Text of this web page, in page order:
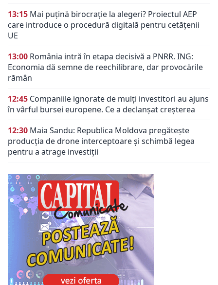
13:15 Mai puțină birocrație la alegeri? Proiectul AEP
care introduce o procedură digitală pentru cetățenii
UE
13:00 România intră în etapa decisivă a PNRR. ING:
Economia dă semne de reechilibrare, dar provocările
rămân
12:45 Companiile ignorate de mulți investitori au ajuns
în vârful bursei europene. Ce a declanșat creșterea
12:30 Maia Sandu: Republica Moldova pregătește
producția de drone interceptoare și schimbă legea
pentru a atrage investiții